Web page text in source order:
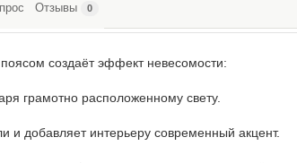
Отзывы 0
создаёт эффект невесомости:
грамотно расположенному свету.
и добавляет интерьеру современный акцент.